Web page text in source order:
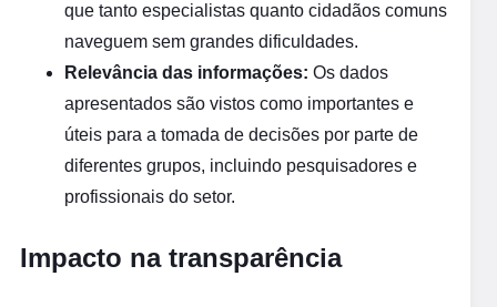
que tanto especialistas quanto cidadãos comuns
naveguem sem grandes dificuldades.
Relevância das informações: Os dados
apresentados são vistos como importantes e
úteis para a tomada de decisões por parte de
diferentes grupos, incluindo pesquisadores e
profissionais do setor.
Impacto na transparência